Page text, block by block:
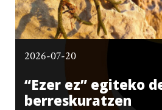
2026-07-20
“Ezer ez” egiteko
berreskuratzen